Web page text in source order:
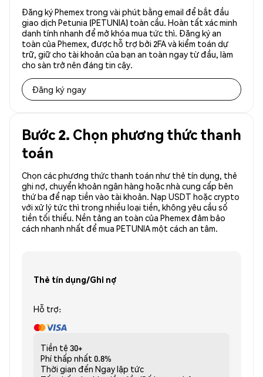
Đăng ký Phemex trong vài phút bằng email để bắt đầu
giao dịch Petunia (PETUNIA) toàn cầu. Hoàn tất xác minh
danh tính nhanh để mở khóa mua tức thì. Đăng ký an
toàn của Phemex, được hỗ trợ bởi 2FA và kiểm toán dự
trữ, giữ cho tài khoản của bạn an toàn ngay từ đầu, làm
cho sàn trở nên đáng tin cậy.
Đăng ký ngay
Bước 2. Chọn phương thức thanh
toán
Chọn các phương thức thanh toán như thẻ tín dụng, thẻ
ghi nợ, chuyển khoản ngân hàng hoặc nhà cung cấp bên
thứ ba để nạp tiền vào tài khoản. Nạp USDT hoặc crypto
với xử lý tức thì trong nhiều loại tiền, không yêu cầu số
tiền tối thiểu. Nền tảng an toàn của Phemex đảm bảo
cách nhanh nhất để mua PETUNIA một cách an tâm.
Thẻ tín dụng/Ghi nợ
Hỗ trợ:
Tiền tệ 30+
Phí thấp nhất 0.8%
Thời gian đến Ngay lập tức